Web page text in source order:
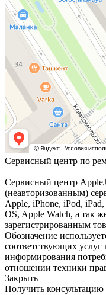
Сервисный центр по
Сервисный центр
(неавторизованным)
Apple, iPhone, iPod,
OS, Apple Watch, а так
зарегистрированным
Обозначение
соответствующих услуг
информирования
отношении техники
Закрыть
Получить